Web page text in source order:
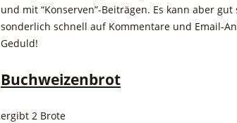
und mit “Konserven”-Beiträgen. Es kann aber
sonderlich schnell auf Kommentare und Email-
Geduld!
Buchweizenbrot
ergibt 2 Brote